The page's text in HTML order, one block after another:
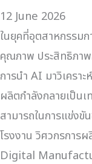
12 June 2026
ในยุคที่อุตสาหกรรม
คุณภาพ ประสิทธิภา
การนำ AI มาวิเครา
ผลิตกำลังกลายเป็น
สามารถในการแข่ง
โรงงาน วิศวกรการ
Digital